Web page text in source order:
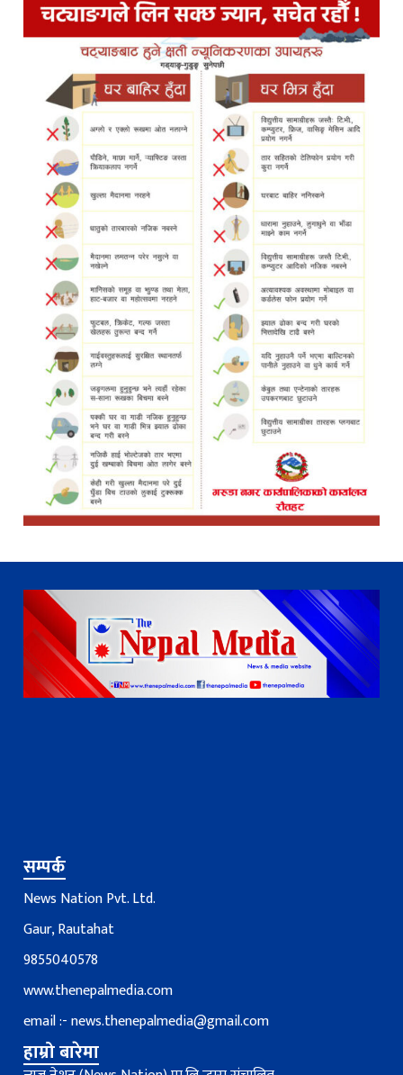
सम्पर्क
News Nation Pvt. Ltd.
Gaur, Rautahat
9855040578
www.thenepalmedia.com
email :-news.thenepalmedia@gmail.com
हाम्रो बारेमा